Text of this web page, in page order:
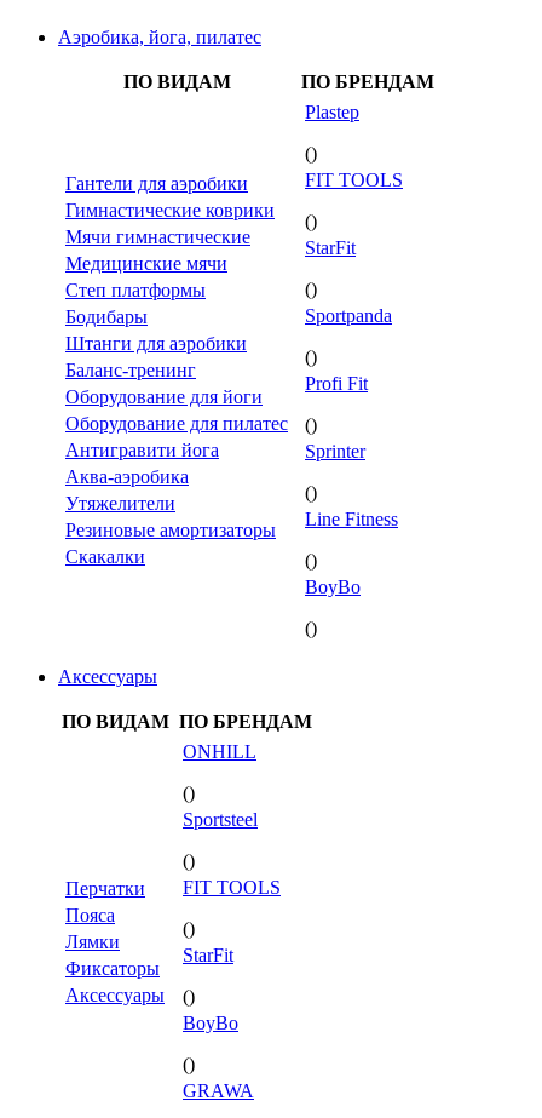
Аэробика, йога, пилатес
ПО ВИДАМ ПО БРЕНДАМ
Гантели для аэробики
Гимнастические коврики
Мячи гимнастические
Медицинские мячи
Степ платформы
Бодибары
Штанги для аэробики
Баланс-тренинг
Оборудование для йоги
Оборудование для пилатес
Антигравити йога
Аква-аэробика
Утяжелители
Резиновые амортизаторы
Скакалки
Plastep
()
FIT TOOLS
()
StarFit
()
Sportpanda
()
Profi Fit
()
Sprinter
()
Line Fitness
()
BoyBo
()
Аксессуары
ПО ВИДАМ ПО БРЕНДАМ
Перчатки
Пояса
Лямки
Фиксаторы
Аксессуары
ONHILL
()
Sportsteel
()
FIT TOOLS
()
StarFit
()
BoyBo
()
GRAWA